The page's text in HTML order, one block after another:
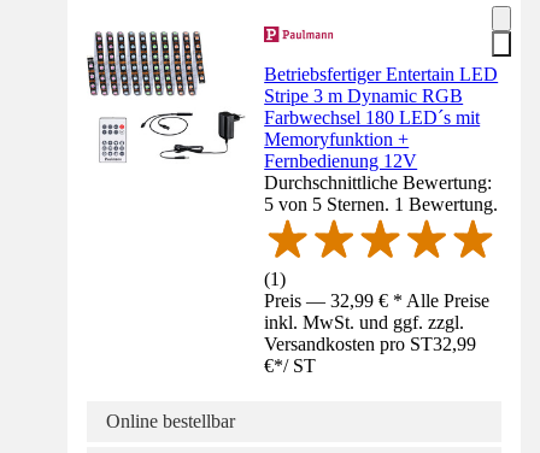
Betriebsfertiger Entertain LED
Stripe 3 m Dynamic RGB
Farbwechsel 180 LED´s mit
Memoryfunktion +
Fernbedienung 12V
Durchschnittliche Bewertung:
5 von 5 Sternen. 1 Bewertung.
(1)
Preis — 32,99 € * Alle Preise
inkl. MwSt. und ggf. zzgl.
Versandkosten pro ST32,99
€*/ ST
Online bestellbar